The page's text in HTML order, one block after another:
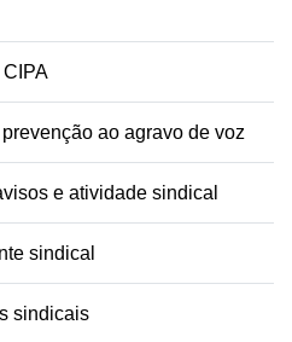
ao agravo de voz
e atividade sindical
sindical
sindicais